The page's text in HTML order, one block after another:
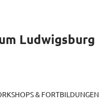
Ludwigsburg
& FORTBILDUNGEN